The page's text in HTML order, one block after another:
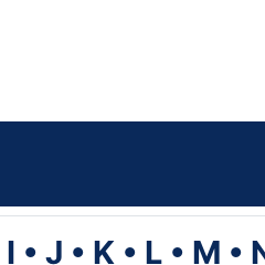
I • J • K• L• M •